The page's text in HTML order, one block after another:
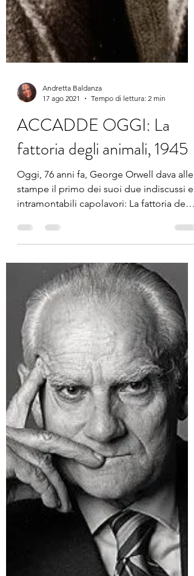
Andretta Baldanza
17 ago 2021
Tempo di lettura: 2 min
ACCADDE OGGI: La
fattoria degli animali, 1945
stampe il primo dei suoi due indiscussi e
intramontabili capolavori: La fattoria degli
animali...